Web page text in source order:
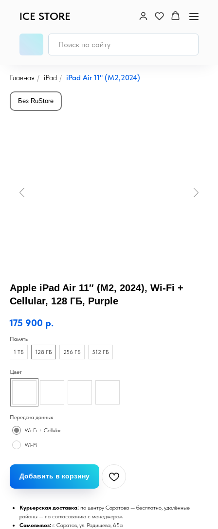
ICE STORE
Главная / iPad / iPad Air 11" (M2,2024)
Без RuStore
Apple iPad Air 11″ (M2, 2024), Wi-Fi +
Cellular, 128 ГБ, Purple
175 900 р.
Память
1 ТБ
128 ГБ 256 ГБ 512 ГБ
Цвет
Передача данных
Wi-Fi + Cellular
Wi-Fi
Добавить в корзину
Курьерская доставка: по центру Саратова — бесплатно, удалённые
районы — по согласованию с менеджером
Самовывоз: г. Саратов, ул. Радищева, 65а